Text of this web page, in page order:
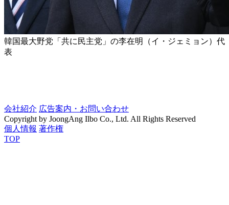
韓国最大野党「共に民主党」の李在明（イ・ジェミョン）代
表
会社紹介 広告案内・お問い合わせ
Copyright by JoongAng Ilbo Co., Ltd. All Rights Reserved
個人情報 著作権
TOP